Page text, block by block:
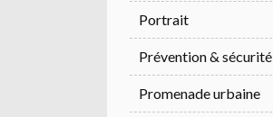
Portrait
Prévention & sécurité
Promenade urbaine